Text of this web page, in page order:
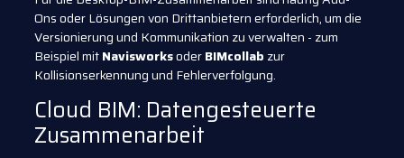
Ons oder Lösungen von Drittanbietern erforderlich, um die
Versionierung und Kommunikation zu verwalten - zum
Beispiel mitNavisworksoderBIMcollab zur
Kollisionserkennung und Fehlerverfolgung.
Cloud BIM: Datengesteuerte
Zusammenarbeit